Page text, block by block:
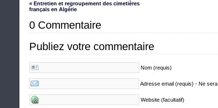
« Entretien et regroupement des cimetières
français en Algérie
0 Commentaire
Publiez votre commentaire
Nom (requis)
Adresse email (requis) - Ne
Website (facultatif)